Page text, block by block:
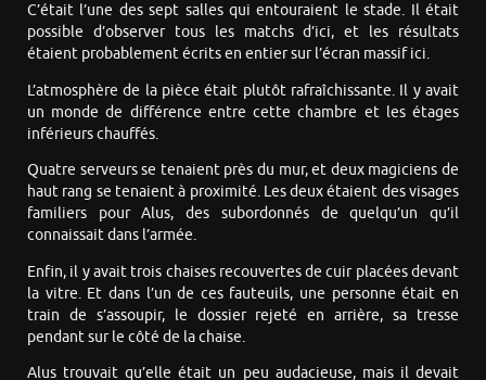
C’était l’une des sept salles qui entouraient le stade. Il était
possible d’observer tous les matchs d’ici, et les résultats
étaient probablement écrits en entier sur l’écran massif ici.
L’atmosphère de la pièce était plutôt rafraîchissante. Il y avait
un monde de différence entre cette chambre et les étages
inférieurs chauffés.
Quatre serveurs se tenaient près du mur, et deux magiciens de
haut rang se tenaient à proximité. Les deux étaient des visages
familiers pour Alus, des subordonnés de quelqu’un qu’il
connaissait dans l’armée.
Enfin, il y avait trois chaises recouvertes de cuir placées devant
la vitre. Et dans l’un de ces fauteuils, une personne était en
train de s’assoupir, le dossier rejeté en arrière, sa tresse
pendant sur le côté de la chaise.
Alus trouvait qu’elle était un peu audacieuse, mais il devait